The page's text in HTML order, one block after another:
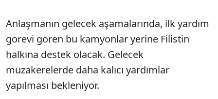
Anlaşmanın gelecek aşamalarında, ilk yardım
görevi gören bu kamyonlar yerine Filistin
halkına destek olacak. Gelecek
müzakerelerde daha kalıcı yardımlar
yapılması bekleniyor.